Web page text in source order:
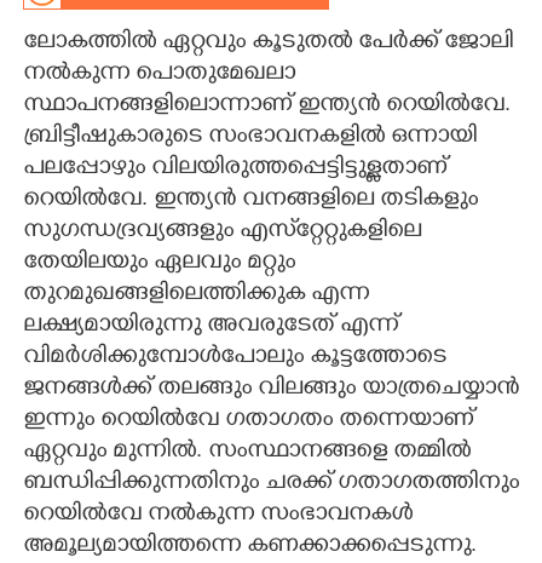
CARTOONS
LITERATURE
CONTACT US
ലോകത്തിൽ ഏറ്റവും കൂടുതൽ പേർക്ക് ജോലി
നൽകുന്ന പൊതുമേഖലാ
സ്ഥാപനങ്ങളിലൊന്നാണ് ഇന്ത്യൻ റെയിൽവേ.
ബ്രിട്ടീഷുകാരുടെ സംഭാവനകളിൽ ഒന്നായി
പലപ്പോഴും വിലയിരുത്തപ്പെട്ടിട്ടുള്ളതാണ്
റെയിൽവേ. ഇന്ത്യൻ വനങ്ങളിലെ തടികളും
സുഗന്ധദ്ര‌വ്യങ്ങളും എസ്‌റ്റേറ്റുകളിലെ
തേയിലയും ഏലവും മറ്റും
തുറമുഖങ്ങളിലെത്തിക്കുക എന്ന
ലക്ഷ്യമായിരുന്നു അവരുടേത് എന്ന്
വിമർശിക്കുമ്പോൾപോലും കൂട്ടത്തോടെ
ജനങ്ങൾക്ക് തലങ്ങും വിലങ്ങും യാത്രചെയ്യാൻ
ഇന്നും റെയിൽവേ ഗതാഗതം തന്നെയാണ്
ഏറ്റവും മുന്നിൽ. സംസ്ഥാനങ്ങളെ തമ്മിൽ
ബന്ധിപ്പിക്കുന്നതിനും ചരക്ക് ഗതാഗതത്തിനും
റെയിൽവേ നൽകുന്ന സംഭാവനകൾ
അമൂല്യമായിത്തന്നെ കണക്കാക്കപ്പെടുന്നു.